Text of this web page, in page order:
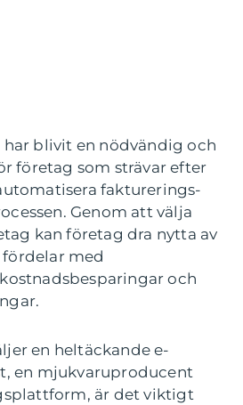
blivit en nödvändig och
företag som strävar efter
fakturerings-
Genom att välja
kan företag dra nytta av
med
och
en heltäckande e-
en mjukvaruproducent
är det viktigt